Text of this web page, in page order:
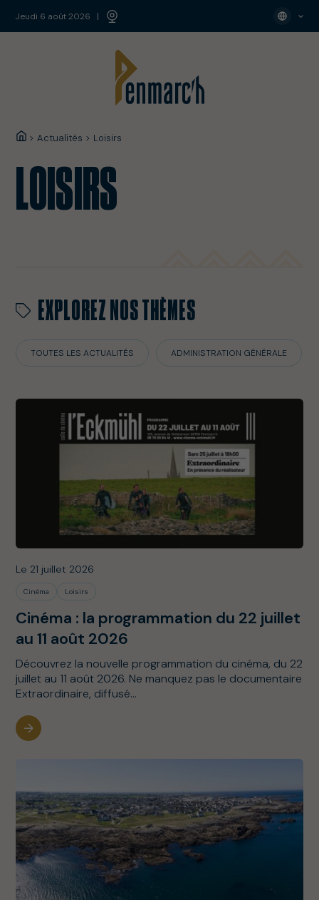
jeudi 6 août 2026
>Actualités > Loisirs
LOISIRS
EXPLOREZ NOS THÈMES
TOUTES LES ACTUALITÉS ADMINISTRATION GÉNÉRALE
Le 21 juillet 2026
Cinéma Loisirs
Cinéma : la programmation du 22 juillet
au 11 août 2026
Découvrez la nouvelle programmation du cinéma, du 22
juillet au 11 août 2026. Ne manquez pas le documentaire
Extraordinaire, diffusé...